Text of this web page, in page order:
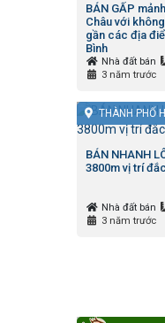
BÁN GẤP
Châu với
gần các địa
Bình
Nhà đất bán
3 năm trước
THÀNH PHỐ
BÁN NHANH
3800m vị trí
Nhà đất bán
3 năm trước